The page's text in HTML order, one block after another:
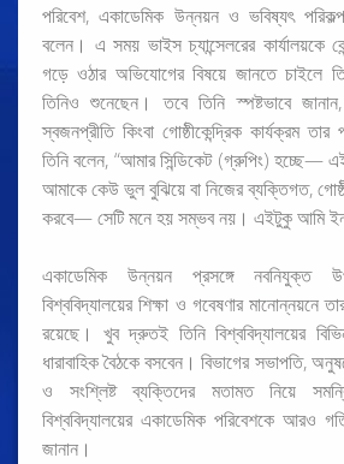
পরিবেশ, একাডেমিক উন্নয়ন ও ভবিষ্যৎ
বলেন। এ সময় ভাইস চ্যান্সেলরের কার্যালয়কে
গড়ে ওঠার অভিযোগের বিষয়ে জানতে চাইলে
তিনিও শুনেছেন। তবে তিনি স্পষ্টভাবে
স্বজনপ্রীতি কিংবা গোষ্ঠীকেন্দ্রিক কার্যক্রম
তিনি বলেন, “আমার সিন্ডিকেট (গ্রুপিং) হচ্ছে—
আমাকে কেউ ভুল বুঝিয়ে বা নিজের ব্যক্তিগত,
করবে— সেটি মনে হয় সম্ভব নয়। এইটুকু আমি
একাডেমিক উন্নয়ন প্রসঙ্গে নবনিযুক্ত
বিশ্ববিদ্যালয়ের শিক্ষা ও গবেষণার মানোন্নয়নে
রয়েছে। খুব দ্রুতই তিনি বিশ্ববিদ্যালয়ের
ধারাবাহিক বৈঠকে বসবেন। বিভাগের সভাপতি,
ও সংশ্লিষ্ট ব্যক্তিদের মতামত নিয়ে
বিশ্ববিদ্যালয়ের একাডেমিক পরিবেশকে আরও
জানান।